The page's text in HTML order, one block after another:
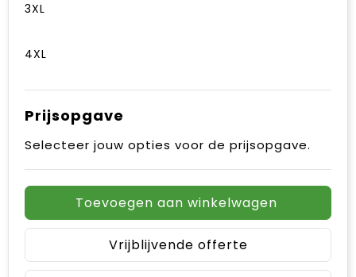
3XL
4XL
Prijsopgave
Selecteer jouw opties voor de prijsopgave.
Toevoegen aan winkelwagen
Vrijblijvende offerte